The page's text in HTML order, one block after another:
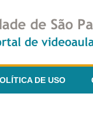
DE USO